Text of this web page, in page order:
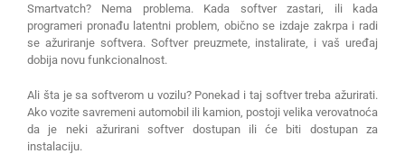
Smartvatch? Nema problema. Kada softver zastari, ili kada
programeri pronađu latentni problem, obično se izdaje zakrpa i radi
se ažuriranje softvera. Softver preuzmete, instalirate, i vaš uređaj
dobija novu funkcionalnost.
Ali šta je sa softverom u vozilu? Ponekad i taj softver treba ažurirati.
Ako vozite savremeni automobil ili kamion, postoji velika verovatnoća
da je neki ažurirani softver dostupan ili će biti dostupan za
instalaciju.